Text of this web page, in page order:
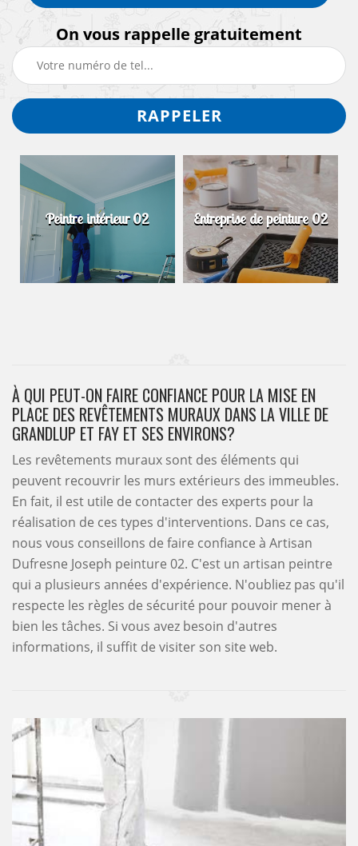
On vous rappelle gratuitement
Peintre intérieur 02 Entreprise de peinture 02
À QUI PEUT-ON FAIRE CONFIANCE POUR LA MISE EN
PLACE DES REVÊTEMENTS MURAUX DANS LA VILLE DE
GRANDLUP ET FAY ET SES ENVIRONS?
Les revêtements muraux sont des éléments qui
peuvent recouvrir les murs extérieurs des immeubles.
En fait, il est utile de contacter des experts pour la
réalisation de ces types d'interventions. Dans ce cas,
nous vous conseillons de faire confiance à Artisan
Dufresne Joseph peinture 02. C'est un artisan peintre
qui a plusieurs années d'expérience. N'oubliez pas qu'il
respecte les règles de sécurité pour pouvoir mener à
bien les tâches. Si vous avez besoin d'autres
informations, il suffit de visiter son site web.